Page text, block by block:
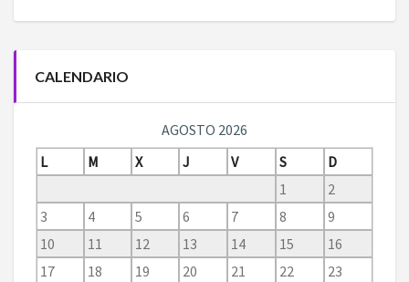
CALENDARIO
AGOSTO 2026
L
M X J V S
D
1
2
3
4 5 6 7 8
9
10
11 12 13 14 15
16
17
18 19 20 21 22
23